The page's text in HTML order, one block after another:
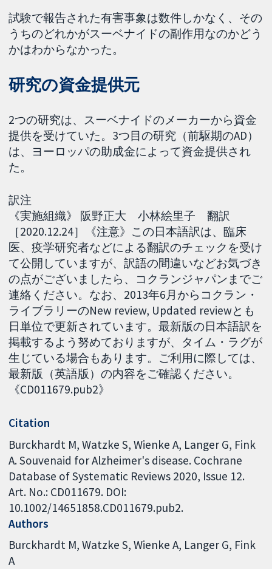
試験で報告された有害事象は数件しかなく、その
うちのどれかがスーベナイドの副作用なのかどう
かはわからなかった。
研究の資金提供元
2つの研究は、スーベナイドのメーカーから資金
提供を受けていた。3つ目の研究（前駆期のAD）
は、ヨーロッパの助成金によって資金提供され
た。
訳注
《実施組織》 阪野正大 小林絵里子 翻訳
［2020.12.24］《注意》この日本語訳は、臨床
医、疫学研究者などによる翻訳のチェックを受け
て公開していますが、訳語の間違いなどお気づき
の点がございましたら、コクランジャパンまでご
連絡ください。なお、2013年6月からコクラン・
ライブラリーのNew review, Updated reviewとも
日単位で更新されています。最新版の日本語訳を
掲載するよう努めておりますが、タイム・ラグが
生じている場合もあります。ご利用に際しては、
最新版（英語版）の内容をご確認ください。
《CD011679.pub2》
Citation
Burckhardt M, Watzke S, Wienke A, Langer G, Fink
A. Souvenaid for Alzheimer's disease. Cochrane
Database of Systematic Reviews 2020, Issue 12.
Art. No.: CD011679. DOI:
10.1002/14651858.CD011679.pub2.
Authors
Burckhardt M Watzke S Wienke A Langer G Fink
A